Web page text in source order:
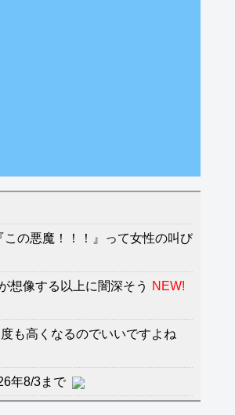
の悪魔！！！』って女性の叫び
想像する以上に闇深そう NEW!
も高くなるのでいいですよね
年8/3まで